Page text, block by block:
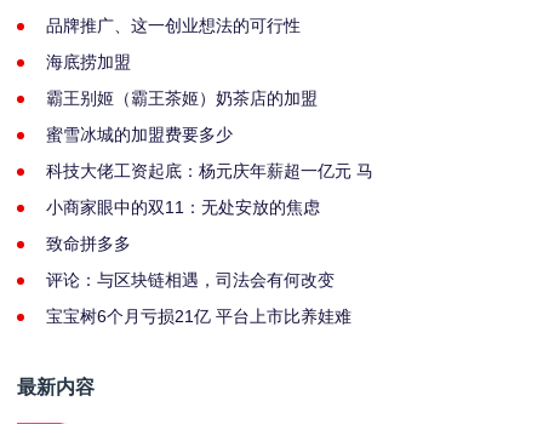
品牌推广、这一创业想法的可行性
海底捞加盟
霸王别姬（霸王茶姬）奶茶店的加盟
蜜雪冰城的加盟费要多少
科技大佬工资起底：杨元庆年薪超一亿元 马
小商家眼中的双11：无处安放的焦虑
致命拼多多
评论：与区块链相遇，司法会有何改变
宝宝树6个月亏损21亿 平台上市比养娃难
最新内容